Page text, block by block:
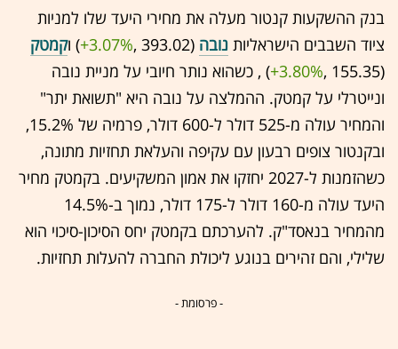
בנק ההשקעות קנטור מעלה את מחירי היעד שלו למניות
ציוד השבבים הישראליות נובה (393.02 ,‎
+3.07%‏) וקמטק
(155.35 ,‎
+3.80%‏) , כשהוא נותר חיובי על מניית נובה
ונייטרלי על קמטק. ההמלצה על נובה היא "תשואת יתר"
והמחיר עולה מ-525 דולר ל-600 דולר, פרמיה של 15.2%,
ובקנטור צופים רבעון עם עקיפה והעלאת תחזיות מתונה,
כשהזמנות ל-2027 יחזקו את אמון המשקיעים. בקמטק מחיר
היעד עולה מ-160 דולר ל-175 דולר, נמוך ב-14.5%
מהמחיר בנאסד"ק. להערכתם בקמטק יחס הסיכון-סיכוי הוא
שלילי, והם זהירים בנוגע ליכולת החברה להעלות תחזיות.
- פרסומת -